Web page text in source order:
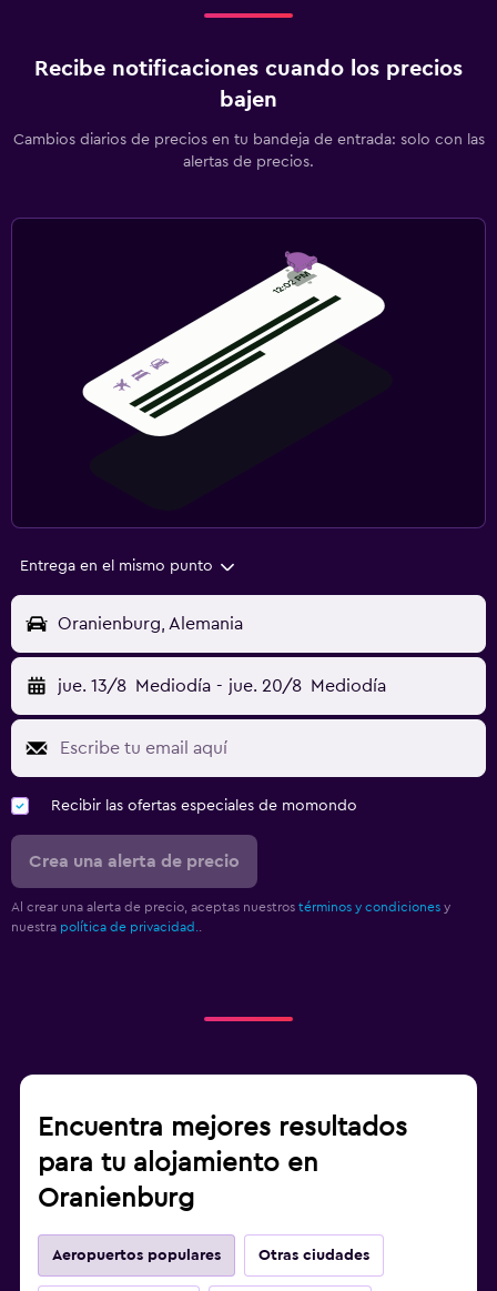
Recibe notificaciones cuando los precios
bajen
Cambios diarios de precios en tu bandeja de entrada: solo con las
alertas de precios.
Entrega en el mismo punto
Oranienburg, Alemania
jue. 13/8 Mediodía - jue. 20/8 Mediodía
Recibir las ofertas especiales de momondo
Crea una alerta de precio
Al crear una alerta de precio, aceptas nuestros términos y condiciones y
nuestra política de privacidad..
Encuentra mejores resultados
para tu alojamiento en
Oranienburg
Aeropuertos populares Otras ciudades